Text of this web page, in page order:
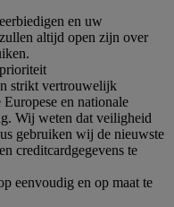
en uw
altijd open zijn over
strikt vertrouwelijk
en nationale
Wij weten dat veiligheid
gebruiken wij de nieuwste
creditcardgegevens te
eenvoudig en op maat te